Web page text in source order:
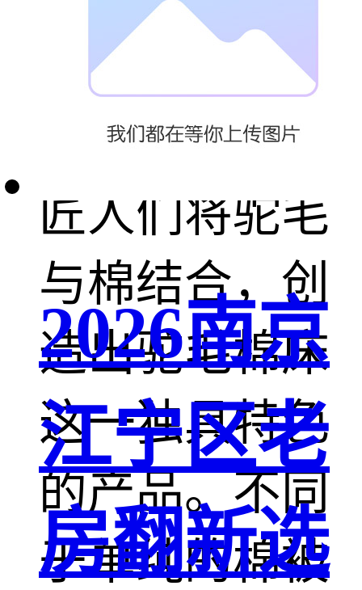
生细菌。
在江苏地区，
匠人们将驼毛
与棉结合，创
造出驼毛棉床
这一独具特色
的产品。不同
于单纯的棉被
2026南京
江宁区老
房翻新选